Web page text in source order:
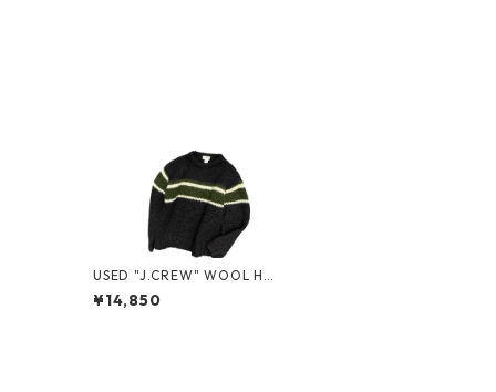
USED "J.CREW" WOOL HA
ND KNIT
¥14,850